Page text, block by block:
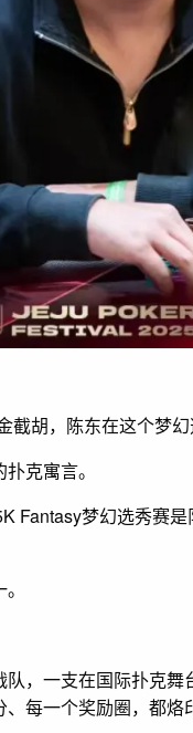
胡，陈东在这个梦
克寓言。
Fantasy梦幻选秀赛
，一支在国际扑克
每一个奖励圈，都烙